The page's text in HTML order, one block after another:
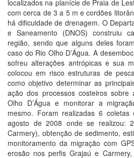
localizados na planície de Praia de
com cerca de 3 a 5 m e cordões
há dificuldade de drenagem. O
e Saneamento (DNOS) construiu
região, sendo que alguns deles
caso do Rio Olho D’Água. A
sofreu alterações antrópicas e sua
colocou em risco estruturas de
como objetivo determinar as
ação dos processos costeiros sobre
Olho D’Água e monitorar a
mesmo. Foram realizadas 6
agosto de 2008 onde se realizou:
Carmery), obtenção de sedimento,
monitoramento da migração com
erosão nos perfis Grajaú e